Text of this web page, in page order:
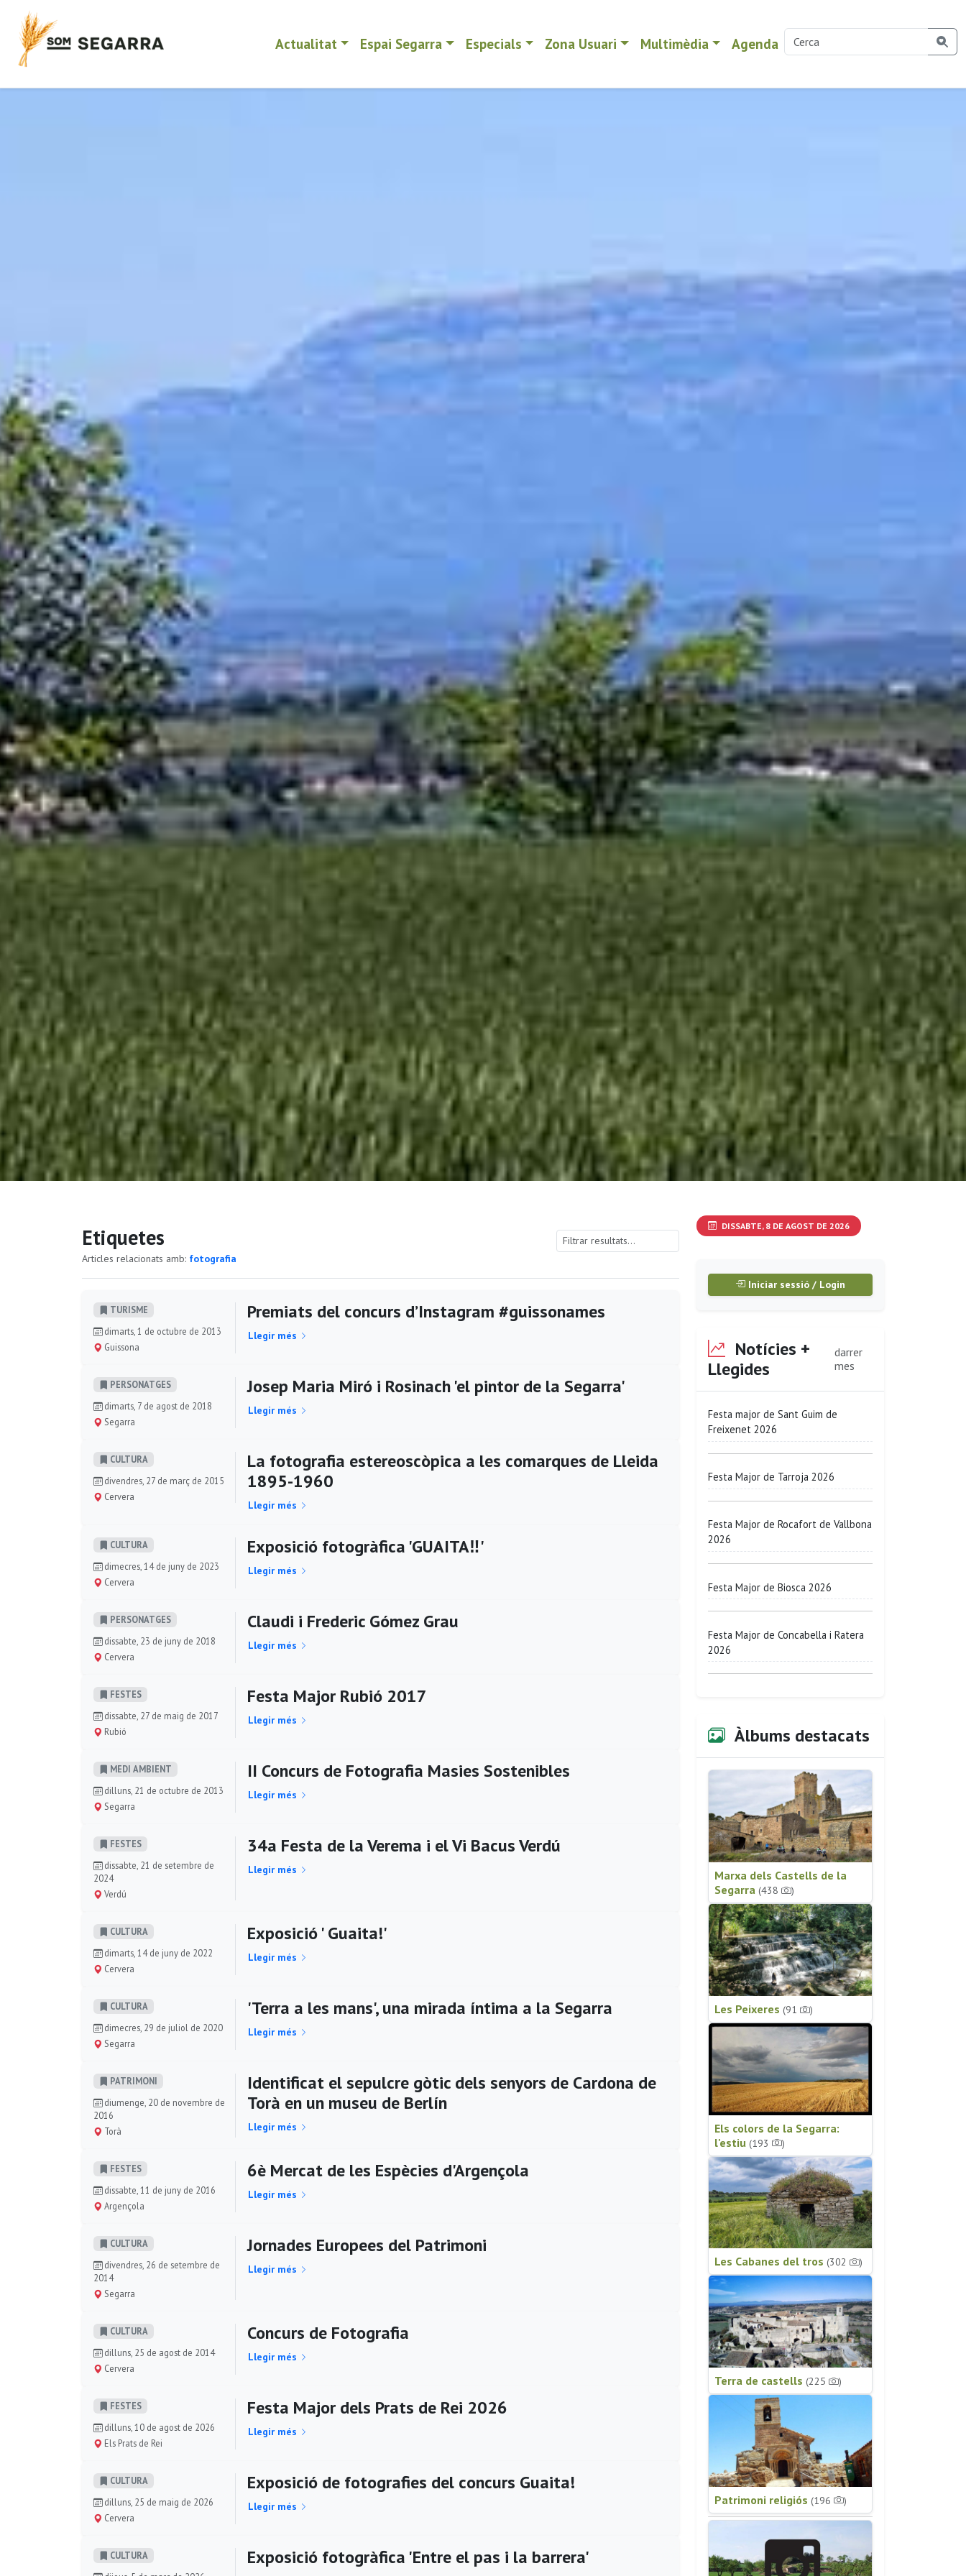
Actualitat Espai Segarra Especials Zona Usuari Multimèdia Agenda
Etiquetes
Articles relacionats amb: fotografia
TURISME
dimarts, 1 de octubre de 2013
Guissona
Premiats del concurs d’Instagram #guissonames
Llegir més
PERSONATGES
dimarts, 7 de agost de 2018
Segarra
Josep Maria Miró i Rosinach 'el pintor de la Segarra'
Llegir més
CULTURA
divendres, 27 de març de 2015
Cervera
La fotografia estereoscòpica a les comarques de Lleida
1895-1960
Llegir més
CULTURA
dimecres, 14 de juny de 2023
Cervera
Exposició fotogràfica 'GUAITA‼️'
Llegir més
PERSONATGES
dissabte, 23 de juny de 2018
Cervera
Claudi i Frederic Gómez Grau
Llegir més
FESTES
dissabte, 27 de maig de 2017
Rubió
Festa Major Rubió 2017
Llegir més
MEDI AMBIENT
dilluns, 21 de octubre de 2013
Segarra
II Concurs de Fotografia Masies Sostenibles
Llegir més
FESTES
dissabte, 21 de setembre de
2024
Verdú
34a Festa de la Verema i el Vi Bacus Verdú
Llegir més
CULTURA
dimarts, 14 de juny de 2022
Cervera
Exposició ' Guaita!'
Llegir més
CULTURA
dimecres, 29 de juliol de 2020
Segarra
'Terra a les mans', una mirada íntima a la Segarra
Llegir més
PATRIMONI
diumenge, 20 de novembre de
2016
Torà
Identificat el sepulcre gòtic dels senyors de Cardona de
Torà en un museu de Berlín
Llegir més
FESTES
dissabte, 11 de juny de 2016
Argençola
6è Mercat de les Espècies d'Argençola
Llegir més
CULTURA
divendres, 26 de setembre de
2014
Segarra
Jornades Europees del Patrimoni
Llegir més
CULTURA
dilluns, 25 de agost de 2014
Cervera
Concurs de Fotografia
Llegir més
FESTES
dilluns, 10 de agost de 2026
Els Prats de Rei
Festa Major dels Prats de Rei 2026
Llegir més
CULTURA
dilluns, 25 de maig de 2026
Cervera
Exposició de fotografies del concurs Guaita!
Llegir més
CULTURA
Exposició fotogràfica 'Entre el pas i la barrera'
DISSABTE, 8 DE AGOST DE 2026
Iniciar sessió / Login
Notícies +
Llegides
darrer
mes
Festa major de Sant Guim de
Freixenet 2026
Festa Major de Tarroja 2026
Festa Major de Rocafort de Vallbona
2026
Festa Major de Biosca 2026
Festa Major de Concabella i Ratera
2026
Àlbums destacats
Marxa dels Castells de la
Segarra (438 )
Les Peixeres (91 )
Els colors de la Segarra:
l'estiu (193 )
Les Cabanes del tros (302 )
Terra de castells (225 )
Patrimoni religiós (196 )